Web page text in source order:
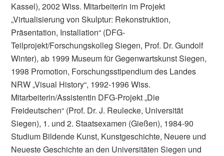
Kassel), 2002 Wiss. Mitarbeiterin im Projekt
„Virtualisierung von Skulptur: Rekonstruktion,
Präsentation, Installation“ (DFG-
Teilprojekt/Forschungskolleg Siegen, Prof. Dr. Gundolf
Winter), ab 1999 Museum für Gegenwartskunst Siegen,
1998 Promotion, Forschungsstipendium des Landes
NRW „Visual History“, 1992-1996 Wiss.
Mitarbeiterin/Assistentin DFG-Projekt „Die
Freideutschen“ (Prof. Dr. J. Reulecke, Universität
Siegen), 1. und 2. Staatsexamen (Gießen), 1984-90
Studium Bildende Kunst, Kunstgeschichte, Neuere und
Neueste Geschichte an den Universitäten Siegen und